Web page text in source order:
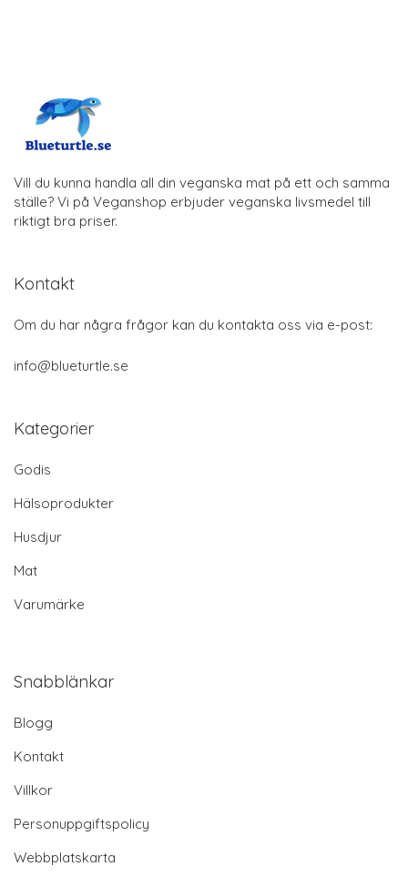
Vill du kunna handla all din veganska mat på ett och samma
ställe? Vi på Veganshop erbjuder veganska livsmedel till
riktigt bra priser.
Kontakt
Om du har några frågor kan du kontakta oss via e-post:
info@blueturtle.se
Kategorier
Godis
Hälsoprodukter
Husdjur
Mat
Varumärke
Snabblänkar
Blogg
Kontakt
Villkor
Personuppgiftspolicy
Webbplatskarta